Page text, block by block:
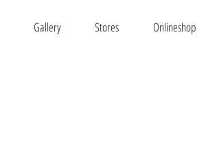
Gallery Stores Onlineshop